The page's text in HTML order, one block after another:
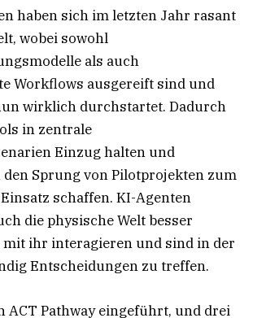
haben sich im letzten Jahr rasant
wobei sowohl
als auch
Workflows ausgereift sind und
wirklich durchstartet. Dadurch
in zentrale
Einzug halten und
Sprung von Pilotprojekten zum
schaffen. KI-Agenten
die physische Welt besser
ihr interagieren und sind in der
Entscheidungen zu treffen.
ACT Pathway eingeführt, und drei